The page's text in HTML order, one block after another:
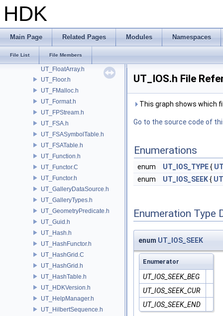
HDK
Main Page Related Pages Modules Namespaces
File List File Members
UT_Fitter.h
UT_FixedArrayMath.h
UT_FixedVector.h
UT_FixedVectorTraits.h
UT_FloatArray.h
UT_Floor.h
UT_FMalloc.h
UT_Format.h
UT_FPStream.h
UT_FSA.h
UT_FSASymbolTable.h
UT_FSATable.h
UT_Function.h
UT_Functor.C
UT_Functor.h
UT_GalleryDataSource.h
UT_GalleryTypes.h
UT_GeometryPredicate.h
UT_Guid.h
UT_Hash.h
UT_HashFunctor.h
UT_HashGrid.C
UT_HashGrid.h
UT_HashTable.h
UT_HDKVersion.h
UT_HelpManager.h
UT_HilbertSequence.h
UT_IOS.h File
This graph shows which
Go to the source code of
Enumerations
enum UT_IOS_TYPE{
enum
UT_IOS_SEEK{
Enumeration Type
enum UT_IOS_SEEK
Enumerator
UT_IOS_SEEK_BEG
UT_IOS_SEEK_CUR
UT_IOS_SEEK_END